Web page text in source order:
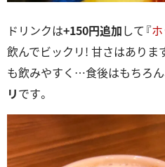
ドリンクは+150円追加して『
飲んでビックリ! 甘さはありま
も飲みやすく…食後はもちろん
リです。